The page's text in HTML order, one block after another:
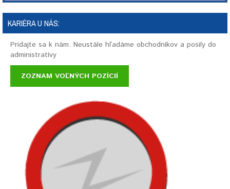
KARIÉRA U NÁS:
Pridajte sa k nám. Neustále hľadáme obchodníkov a posily do
administratívy
ZOZNAM VOĽNÝCH POZÍCIÍ